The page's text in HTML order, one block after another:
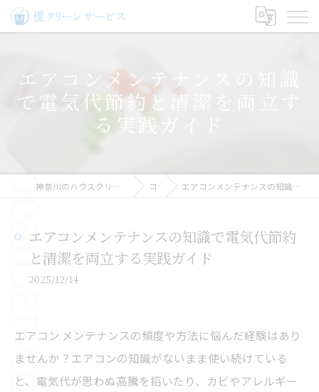
エアコンメンテナンスの知識
で電気代節約と清潔を両立す
る実践ガイド
神奈川のハウスクリーニングなら優クリーンサービス コラム エアコンメンテナンスの知識で電気代節約と清潔を両立する実践ガイド
エアコンメンテナンスの知識で電気代節約
と清潔を両立する実践ガイド
2025/12/14
エアコン メンテナンスの頻度や方法に悩んだ経験はあり
ませんか？エアコンの知識がないまま使い続けている
と、電気代が思わぬ高騰を招いたり、カビやアレルギー